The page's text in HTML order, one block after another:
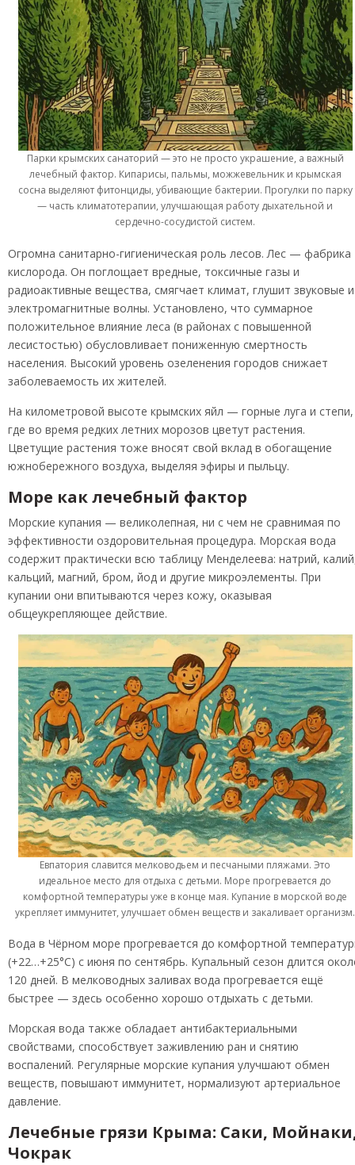
Парки крымских санаторий — это не просто украшение, а важный
лечебный фактор. Кипарисы, пальмы, можжевельник и крымская
сосна выделяют фитонциды, убивающие бактерии. Прогулки по парку
— часть климатотерапии, улучшающая работу дыхательной и
сердечно-сосудистой систем.
Огромна санитарно-гигиеническая роль лесов. Лес — фабрика
кислорода. Он поглощает вредные, токсичные газы и
радиоактивные вещества, смягчает климат, глушит звуковые и
электромагнитные волны. Установлено, что суммарное
положительное влияние леса (в районах с повышенной
лесистостью) обусловливает пониженную смертность
населения. Высокий уровень озеленения городов снижает
заболеваемость их жителей.
На километровой высоте крымских яйл — горные луга и степи,
где во время редких летних морозов цветут растения.
Цветущие растения тоже вносят свой вклад в обогащение
южнобережного воздуха, выделяя эфиры и пыльцу.
Море как лечебный фактор
Морские купания — великолепная, ни с чем не сравнимая по
эффективности оздоровительная процедура. Морская вода
содержит практически всю таблицу Менделеева: натрий,
кальций, магний, бром, йод и другие микроэлементы. При
купании они впитываются через кожу, оказывая
общеукрепляющее действие.
Евпатория славится мелководьем и песчаными пляжами. Это
идеальное место для отдыха с детьми. Море прогревается до
комфортной температуры уже в конце мая. Купание в морской воде
укрепляет иммунитет, улучшает обмен веществ и закаливает организм.
Вода в Чёрном море прогревается до комфортной
(+22…+25°C) с июня по сентябрь. Купальный сезон длится
120 дней. В мелководных заливах вода прогревается ещё
быстрее — здесь особенно хорошо отдыхать с детьми.
Морская вода также обладает антибактериальными
свойствами, способствует заживлению ран и снятию
воспалений. Регулярные морские купания улучшают обмен
веществ, повышают иммунитет, нормализуют артериальное
давление.
Лечебные грязи Крыма: Саки,
Чокрак